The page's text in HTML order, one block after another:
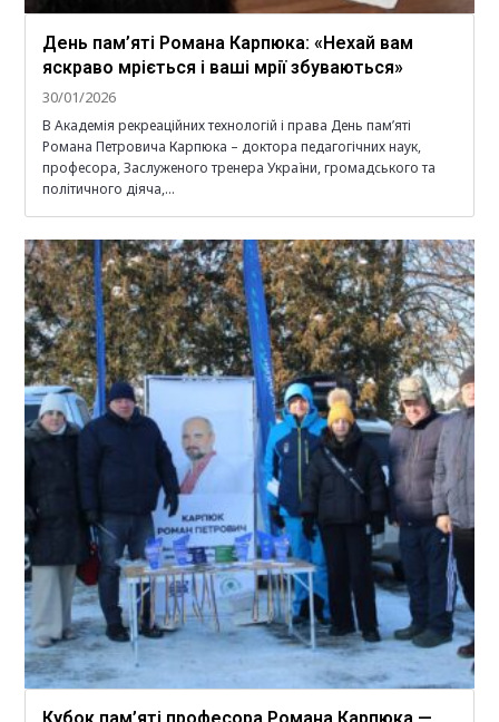
День пам’яті Романа Карпюка: «Нехай вам
яскраво мріється і ваші мрії збуваються»
30/01/2026
В Академія рекреаційних технологій і права День пам’яті
Романа Петровича Карпюка – доктора педагогічних наук,
професора, Заслуженого тренера України, громадського та
політичного діяча,…